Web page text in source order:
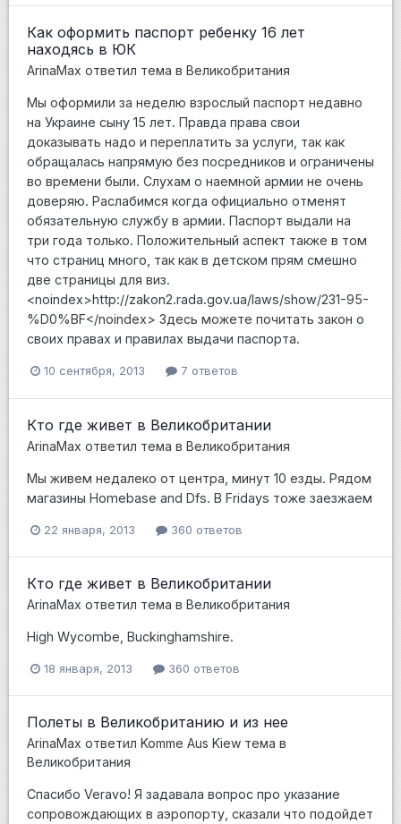
Как оформить паспорт ребенку 16 лет
находясь в ЮК
ArinaMax ответил тема в Великобритания
Мы оформили за неделю взрослый паспорт недавно
на Украине сыну 15 лет. Правда права свои
доказывать надо и переплатить за услуги, так как
обращалась напрямую без посредников и ограничены
во времени были. Слухам о наемной армии не очень
доверяю. Раслабимся когда официально отменят
обязательную службу в армии. Паспорт выдали на
три года только. Положительный аспект также в том
что страниц много, так как в детском прям смешно
две страницы для виз.
<noindex>http://zakon2.rada.gov.ua/laws/show/231-95-
%D0%BF</noindex> Здесь можете почитать закон о
своих правах и правилах выдачи паспорта.
10 сентября, 2013 7 ответов
Кто где живет в Великобритании
ArinaMax ответил тема в Великобритания
Мы живем недалеко от центра, минут 10 езды. Рядом
магазины Homebase and Dfs. В Fridays тоже заезжаем
22 января, 2013 360 ответов
Кто где живет в Великобритании
ArinaMax ответил тема в Великобритания
High Wycombe, Buckinghamshire.
18 января, 2013 360 ответов
Полеты в Великобританию и из нее
ArinaMax ответил Komme Aus Kiew тема в
Великобритания
Спасибо Veravo! Я задавала вопрос про указание
сопровождающих в аэропорту, сказали что подойдет